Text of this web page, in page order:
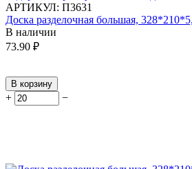
АРТИКУЛ: П3631
Доска разделочная большая,
В наличии
73.90 ₽
В корзину
+ −